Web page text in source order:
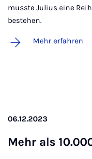
musste Julius eine
bestehen.
Mehr erfahren
06.12.2023
Mehr als